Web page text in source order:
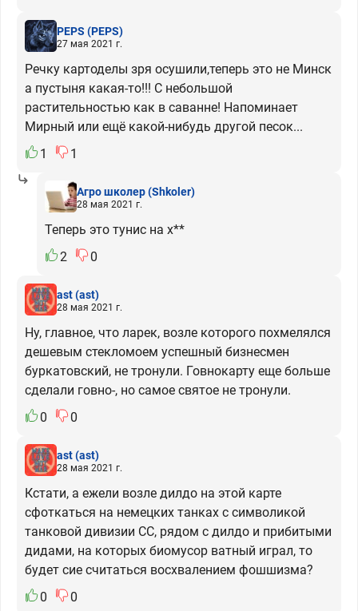
PEPS (PEPS)
27 мая 2021 г.
Речку картоделы зря осушили,теперь это не Минск
а пустыня какая-то!!! С небольшой
растительностью как в саванне! Напоминает
Мирный или ещё какой-нибудь другой песок...
1
1
Агро школер(Shkoler)
28 мая 2021 г.
Теперь это тунис на х**
2
0
ast(ast)
28 мая 2021 г.
Ну, главное, что ларек, возле которого похмелялся
дешевым стекломоем успешный бизнесмен
буркатовский, не тронули. Говнокарту еще больше
сделали говно-, но самое святое не тронули.
0
0
ast(ast)
28 мая 2021 г.
Кстати, а ежели возле дилдо на этой карте
сфоткаться на немецких танках с символикой
танковой дивизии СС, рядом с дилдо и прибитыми
дидами, на которых биомусор ватный играл, то
будет сие считаться восхвалением фошшизма?
0
0